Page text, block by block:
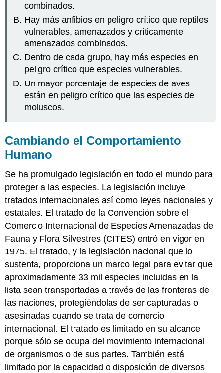
combinados.
Hay más anfibios en peligro crítico que reptiles
vulnerables, amenazados y críticamente
amenazados combinados.
Dentro de cada grupo, hay más especies en
peligro crítico que especies vulnerables.
Un mayor porcentaje de especies de aves
están en peligro crítico que las especies de
moluscos.
Cambiando el Comportamiento
Humano
Se ha promulgado legislación en todo el mundo para
proteger a las especies. La legislación incluye
tratados internacionales así como leyes nacionales y
estatales. El tratado de la Convención sobre el
Comercio Internacional de Especies Amenazadas de
Fauna y Flora Silvestres (CITES) entró en vigor en
1975. El tratado, y la legislación nacional que lo
sustenta, proporciona un marco legal para evitar que
aproximadamente 33 mil especies incluidas en la
lista sean transportadas a través de las fronteras de
las naciones, protegiéndolas de ser capturadas o
asesinadas cuando se trata de comercio
internacional. El tratado es limitado en su alcance
porque sólo se ocupa del movimiento internacional
de organismos o de sus partes. También está
limitado por la capacidad o disposición de diversos